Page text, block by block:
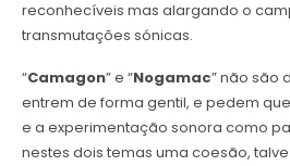
reconhecíveis mas alargando o
transmutações sónicas.
“Camagon” e “Nogamac” não são
entrem de forma gentil, e pedem
e a experimentação sonora como
nestes dois temas uma coesão,